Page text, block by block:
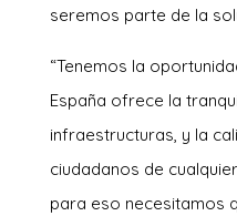
seremos parte de la
“Tenemos la
España ofrece la
infraestructuras, y la
ciudadanos de
para eso necesitamos